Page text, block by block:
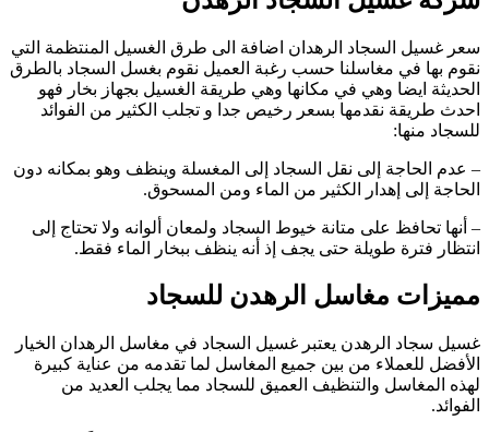
سعر غسيل السجاد الرهدان اضافة الى طرق الغسيل المنتظمة التي
نقوم بها في مغاسلنا حسب رغبة العميل نقوم بغسل السجاد بالطرق
الحديثة ايضا وهي في مكانها وهي طريقة الغسيل بجهاز بخار فهو
احدث طريقة نقدمها بسعر رخيص جدا و تجلب الكثير من الفوائد
للسجاد منها:
– عدم الحاجة إلى نقل السجاد إلى المغسلة وينظف وهو بمكانه دون
الحاجة إلى إهدار الكثير من الماء ومن المسحوق.
– أنها تحافظ على متانة خيوط السجاد ولمعان ألوانه ولا تحتاج إلى
انتظار فترة طويلة حتى يجف إذ أنه ينظف ببخار الماء فقط.
مميزات مغاسل الرهدن للسجاد
غسيل سجاد الرهدن يعتبر غسيل السجاد في مغاسل الرهدان الخيار
الأفضل للعملاء من بين جميع المغاسل لما تقدمه من عناية كبيرة
لهذه المغاسل والتنظيف العميق للسجاد مما يجلب العديد من
الفوائد.